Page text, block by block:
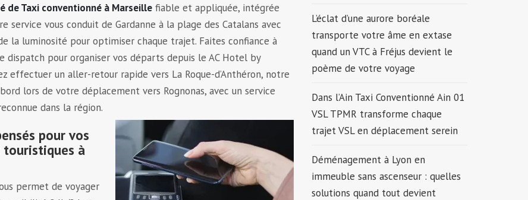
de Taxi conventionné à Marseille fiable et appliquée, intégrée
vous conduit de Gardanne à la plage des Catalans avec
la luminosité pour optimiser chaque trajet. Faites confiance à
pour organiser vos départs depuis le AC Hotel by
effectuer un aller-retour rapide vers La Roque-d’Anthéron, notre
lors de votre déplacement vers Rognonas, avec un service
dans la région.
pour vos
à
permet de voyager
L’éclat d’une aurore boréale
transporte votre âme en extase
quand un VTC à Fréjus devient le
poème de votre voyage
Dans l’Ain Taxi Conventionné Ain 01
VSL TPMR transforme chaque
trajet VSL en déplacement serein
Déménagement à Lyon en
immeuble sans ascenseur : quelles
solutions quand tout devient